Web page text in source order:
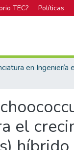
TEC? Políticas
el